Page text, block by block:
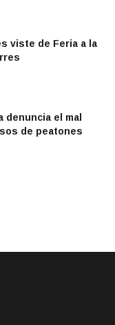
viste de Feria a la
denuncia el mal
de peatones